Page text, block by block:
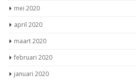
mei 2020
april 2020
maart 2020
februari 2020
januari 2020